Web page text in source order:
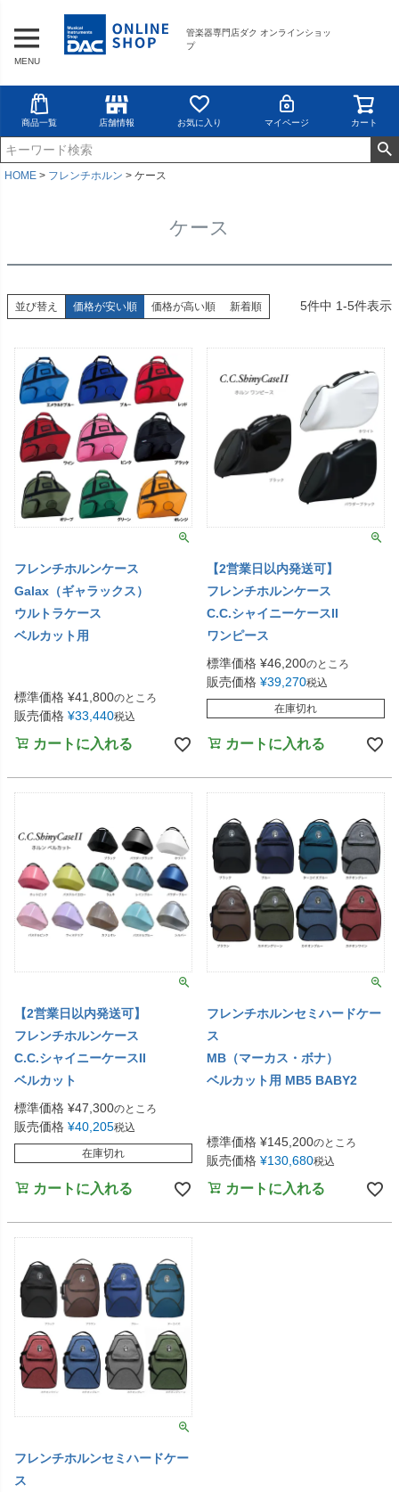
管楽器専門店ダク オンラインショッ
プ
MENU
商品一覧 店舗情報 お気に入り マイページ カート
HOME フレンチホルン ケース
ケース
並び替え 価格が安い順 価格が高い順 新着順 5件中 1-5件表示
フレンチホルンケース
Galax（ギャラックス）
ウルトラケース
ベルカット用
標準価格 ¥41,800のところ
販売価格 ¥33,440税込
カートに入れる
【2営業日以内発送可】
フレンチホルンケース
C.C.シャイニーケースII
ワンピース
標準価格 ¥46,200のところ
販売価格 ¥39,270税込
在庫切れ
カートに入れる
【2営業日以内発送可】
フレンチホルンケース
C.C.シャイニーケースII
ベルカット
標準価格 ¥47,300のところ
販売価格 ¥40,205税込
在庫切れ
カートに入れる
フレンチホルンセミハードケー
ス
MB（マーカス・ボナ）
ベルカット用 MB5 BABY2
標準価格 ¥145,200のところ
販売価格 ¥130,680税込
カートに入れる
フレンチホルンセミハードケー
ス